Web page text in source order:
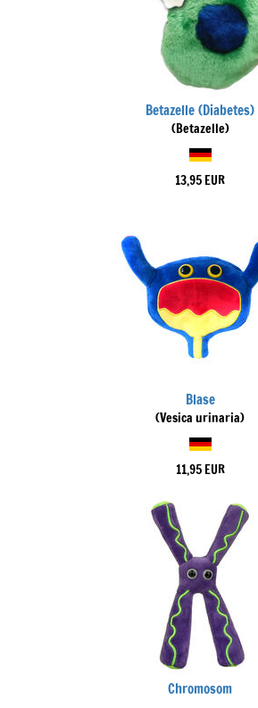
Betazelle (Diabetes)
(Betazelle)
13,95 EUR
Blase
(Vesica urinaria)
11,95 EUR
Chromosom